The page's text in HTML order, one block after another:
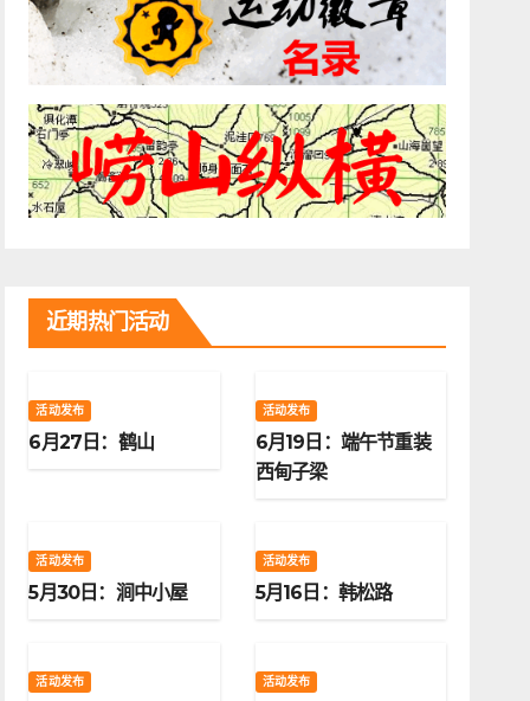
近期热门活动
活动发布
6月27日：鹤山
活动发布
6月19日：端午节重装
西甸子梁
活动发布
5月30日：涧中小屋
活动发布
5月16日：韩松路
活动发布 活动发布